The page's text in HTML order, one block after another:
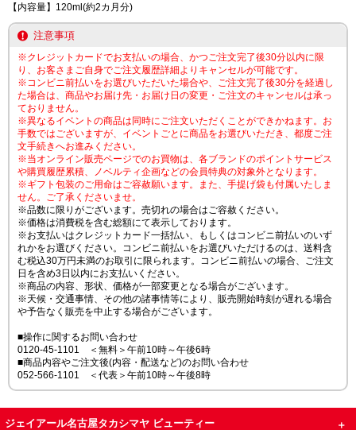
【内容量】120ml(約2カ月分)
注意事項
※クレジットカードでお支払いの場合、かつご注文完了後30分以内に限
り、お客さまご自身でご注文履歴詳細よりキャンセルが可能です。
※コンビニ前払いをお選びいただいた場合や、ご注文完了後30分を経過し
た場合は、商品やお届け先・お届け日の変更・ご注文のキャンセルは承っ
ておりません。
※異なるイベントの商品は同時にご注文いただくことができかねます。お
手数ではございますが、イベントごとに商品をお選びいただき、都度ご注
文手続きへお進みください。
※当オンライン販売ページでのお買物は、各ブランドのポイントサービス
や購買履歴累積、ノベルティ企画などの会員特典の対象外となります。
※ギフト包装のご用命はご容赦願います。また、手提げ袋も付属いたしま
せん。ご了承くださいませ。
※品数に限りがございます。売切れの場合はご容赦ください。
※価格は消費税を含む総額にて表示しております。
※お支払いはクレジットカード一括払い、もしくはコンビニ前払いのいず
れかをお選びください。コンビニ前払いをお選びいただけるのは、送料含
む税込30万円未満のお取引に限られます。コンビニ前払いの場合、ご注文
日を含め3日以内にお支払いください。
※商品の内容、形状、価格が一部変更となる場合がございます。
※天候・交通事情、その他の諸事情等により、販売開始時刻が遅れる場合
や予告なく販売を中止する場合がございます。
■操作に関するお問い合わせ
0120-45-1101 ＜無料＞午前10時～午後6時
■商品内容やご注文後(内容・配送など)のお問い合わせ
052-566-1101 ＜代表＞午前10時～午後8時
ジェイアール名古屋タカシマヤ ビューティー